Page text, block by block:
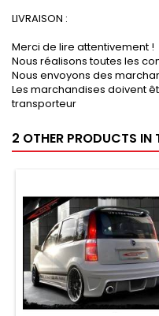
LIVRAISON :
Merci de lire attentivement !
Nous réalisons toutes les
Nous envoyons des
Les marchandises doivent
transporteur
2 OTHER PRODUCTS IN